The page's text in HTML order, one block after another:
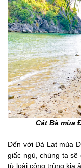
Cát Bà mùa
Đến với Đà Lạt mùa
giấc ngủ, chúng ta
từ loài công trùng kia